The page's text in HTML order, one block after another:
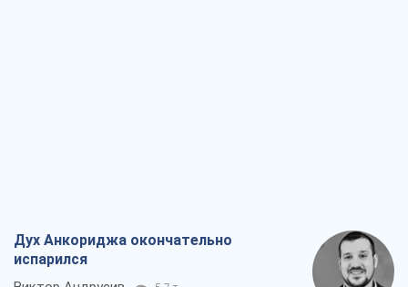
Дух Анкориджа окончательно
испарился